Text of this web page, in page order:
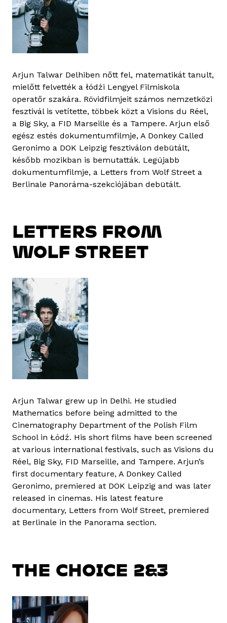
Arjun Talwar Delhiben nőtt fel, matematikát tanult,
mielőtt felvették a łódźi Lengyel Filmiskola
operatőr szakára. Rövidfilmjeit számos nemzetközi
fesztivál is vetítette, többek közt a Visions du Réel,
a Big Sky, a FID Marseille és a Tampere. Arjun első
egész estés dokumentumfilmje, A Donkey Called
Geronimo a DOK Leipzig fesztiválon debütált,
később mozikban is bemutatták. Legújabb
dokumentumfilmje, a Letters from Wolf Street a
Berlinale Panoráma-szekciójában debütált.
LETTERS FROM
WOLF STREET
Arjun Talwar grew up in Delhi. He studied
Mathematics before being admitted to the
Cinematography Department of the Polish Film
School in Łódź. His short films have been screened
at various international festivals, such as Visions du
Réel, Big Sky, FID Marseille, and Tampere. Arjun’s
first documentary feature, A Donkey Called
Geronimo, premiered at DOK Leipzig and was later
released in cinemas. His latest feature
documentary, Letters from Wolf Street, premiered
at Berlinale in the Panorama section.
THE CHOICE 2&3